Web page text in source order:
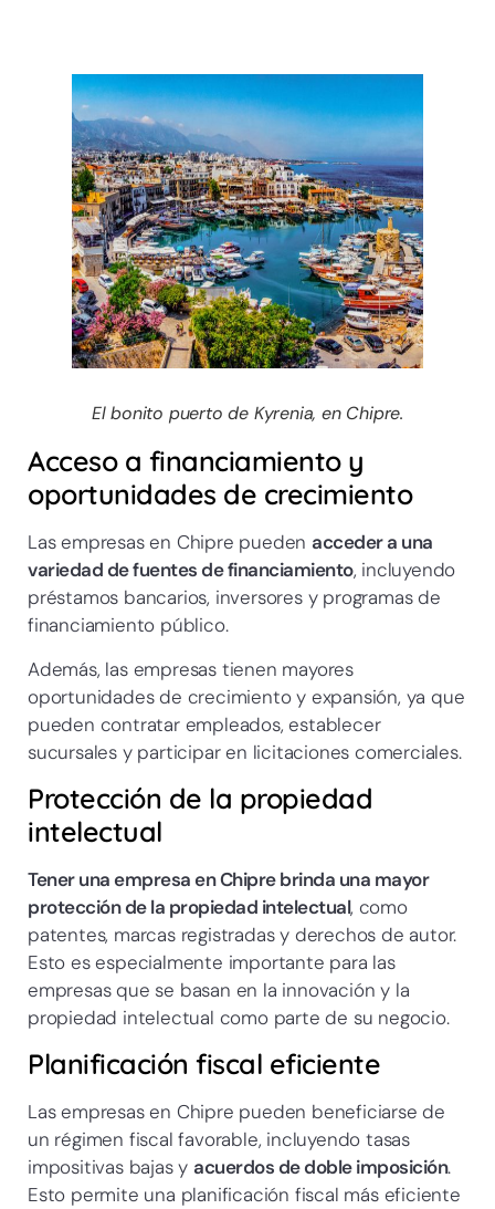
El bonito puerto de Kyrenia, en Chipre.
Acceso a financiamiento y
oportunidades de crecimiento
Las empresas en Chipre pueden acceder a una
variedad de fuentes de financiamiento, incluyendo
préstamos bancarios, inversores y programas de
financiamiento público.
Además, las empresas tienen mayores
oportunidades de crecimiento y expansión, ya que
pueden contratar empleados, establecer
sucursales y participar en licitaciones comerciales.
Protección de la propiedad
intelectual
Tener una empresa en Chipre brinda una mayor
protección de la propiedad intelectual, como
patentes, marcas registradas y derechos de autor.
Esto es especialmente importante para las
empresas que se basan en la innovación y la
propiedad intelectual como parte de su negocio.
Planificación fiscal eficiente
Las empresas en Chipre pueden beneficiarse de
un régimen fiscal favorable, incluyendo tasas
impositivas bajas y acuerdos de doble imposición.
Esto permite una planificación fiscal más eficiente